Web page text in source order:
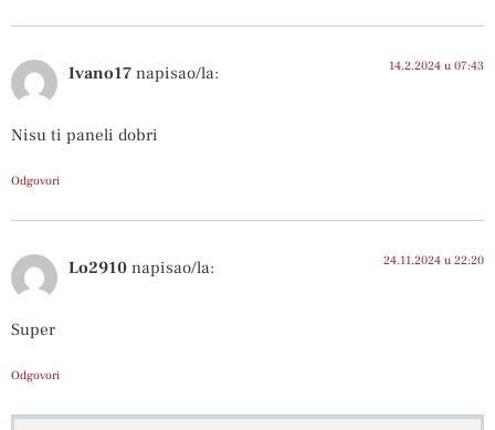
Ivano17 napisao/la: 14.2.2024 u 07:43
Nisu ti paneli dobri
Odgovori
Lo2910 napisao/la: 24.11.2024 u 22:20
Super
Odgovori